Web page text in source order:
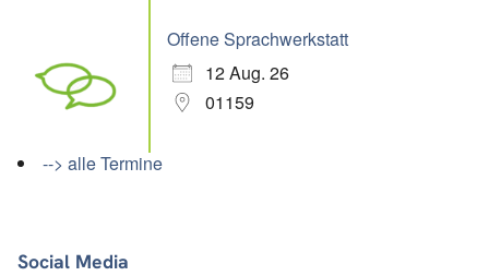
Offene Sprachwerkstatt
12 Aug. 26
01159
--> alle Termine
Social Media